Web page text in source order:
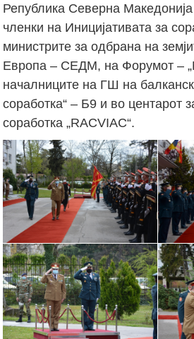
Република Северна
членки на Иницијативата за
министрите за одбрана на
Европа – СЕДМ, на Форумот –
началниците на ГШ на
соработка“ – Б9 и во центарот
соработка „RACVIAC“.